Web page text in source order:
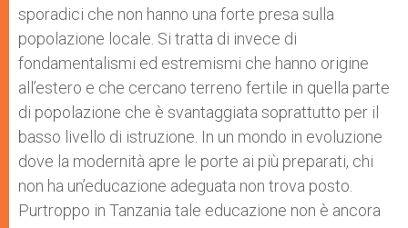
sporadici che non hanno una forte presa sulla
popolazione locale. Si tratta di invece di
fondamentalismi ed estremismi che hanno origine
all’estero e che cercano terreno fertile in quella parte
di popolazione che è svantaggiata soprattutto per il
basso livello di istruzione. In un mondo in evoluzione
dove la modernità apre le porte ai più preparati, chi
non ha un’educazione adeguata non trova posto.
Purtroppo in Tanzania tale educazione non è ancora